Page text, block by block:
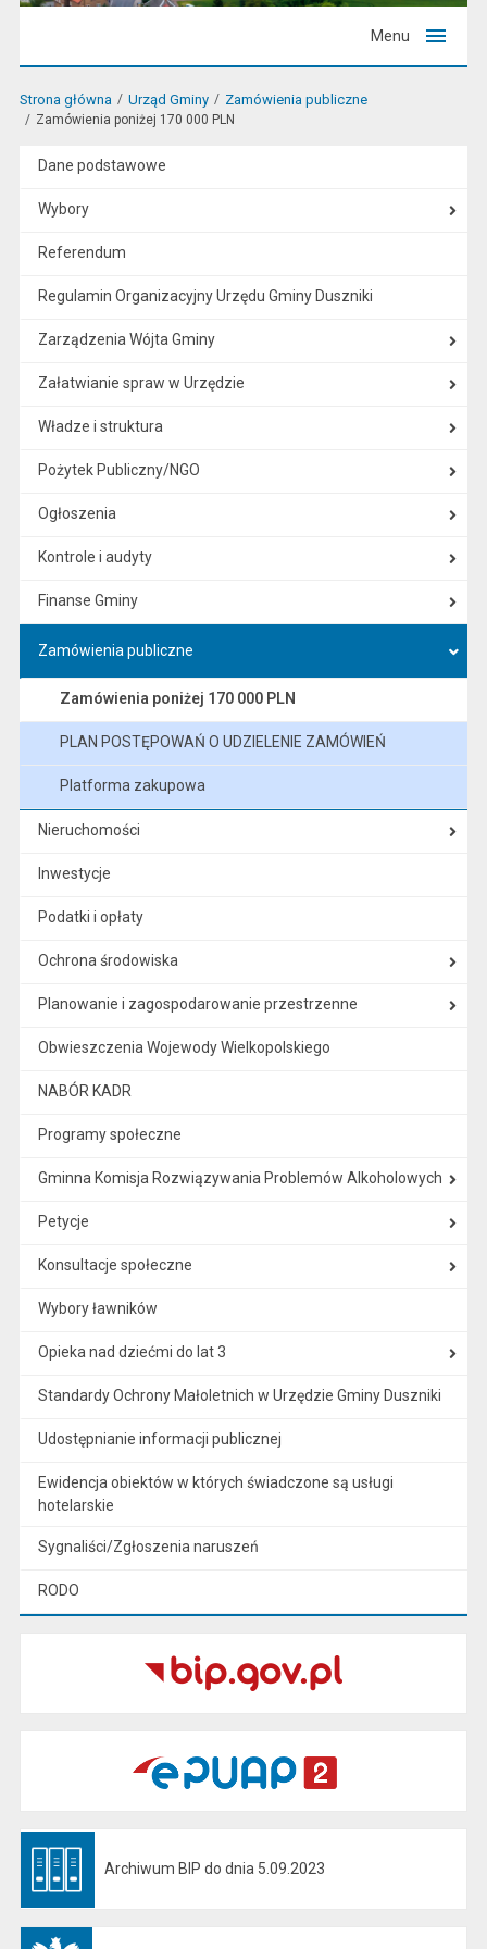
Menu
Strona główna Urząd Gminy Zamówienia publiczne
Zamówienia poniżej 170 000 PLN
Dane podstawowe
Wybory
Referendum
Regulamin Organizacyjny Urzędu Gminy Duszniki
Zarządzenia Wójta Gminy
Załatwianie spraw w Urzędzie
Władze i struktura
Pożytek Publiczny/NGO
Ogłoszenia
Kontrole i audyty
Finanse Gminy
Zamówienia publiczne
Zamówienia poniżej 170 000 PLN
PLAN POSTĘPOWAŃ O UDZIELENIE ZAMÓWIEŃ
Platforma zakupowa
Nieruchomości
Inwestycje
Podatki i opłaty
Ochrona środowiska
Planowanie i zagospodarowanie przestrzenne
Obwieszczenia Wojewody Wielkopolskiego
NABÓR KADR
Programy społeczne
Gminna Komisja Rozwiązywania Problemów Alkoholowych
Petycje
Konsultacje społeczne
Wybory ławników
Opieka nad dziećmi do lat 3
Standardy Ochrony Małoletnich w Urzędzie Gminy Duszniki
Udostępnianie informacji publicznej
Ewidencja obiektów w których świadczone są usługi
hotelarskie
Sygnaliści/Zgłoszenia naruszeń
RODO
Archiwum BIP do dnia 5.09.2023